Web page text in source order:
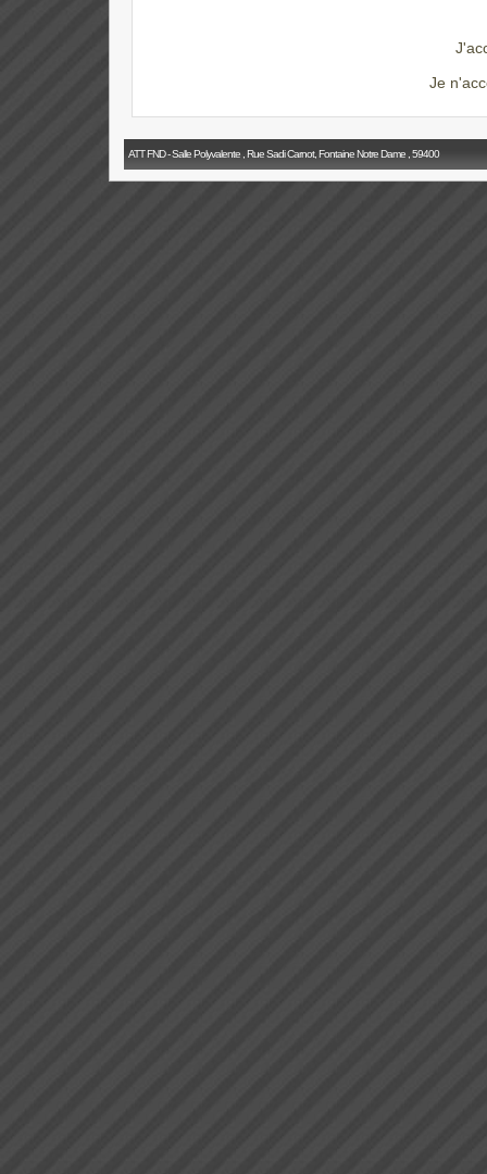
Je
ATT FND - Salle Polyvalente , Rue Sadi Carnot, Fontaine Notre Dame , 59400